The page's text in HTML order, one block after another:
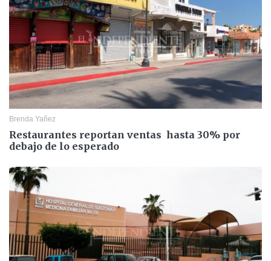
Brenda Yañez
Restaurantes reportan ventas hasta 30% por
debajo de lo esperado